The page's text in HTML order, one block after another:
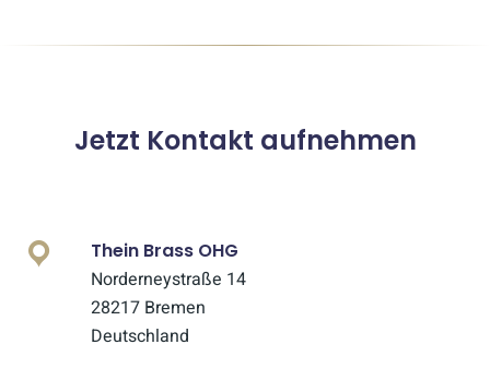
Jetzt Kontakt aufnehmen
Thein Brass OHG
Norderneystraße 14
28217 Bremen
Deutschland